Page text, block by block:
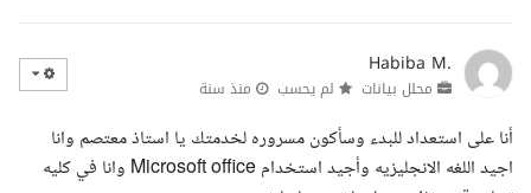
Habiba M.
محلل بيانات لم يحسب منذ سنة
أنا على استعداد للبدء وسأكون مسروره لخدمتك يا استاذ معتصم وانا
اجيد اللغه الانجليزيه وأجيد استخدام Microsoft office وانا في كليه